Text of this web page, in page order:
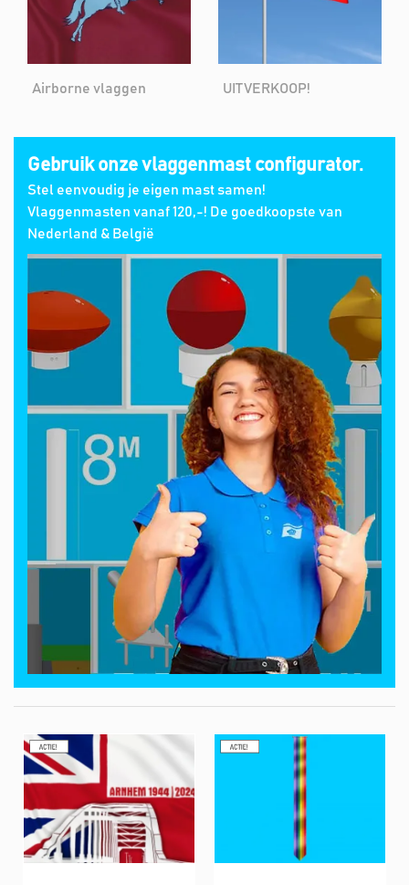
Airborne vlaggen UITVERKOOP!
Gebruik onze vlaggenmast configurator.
Stel eenvoudig je eigen mast samen!
Vlaggenmasten vanaf 120,-! De goedkoopste van
Nederland & België